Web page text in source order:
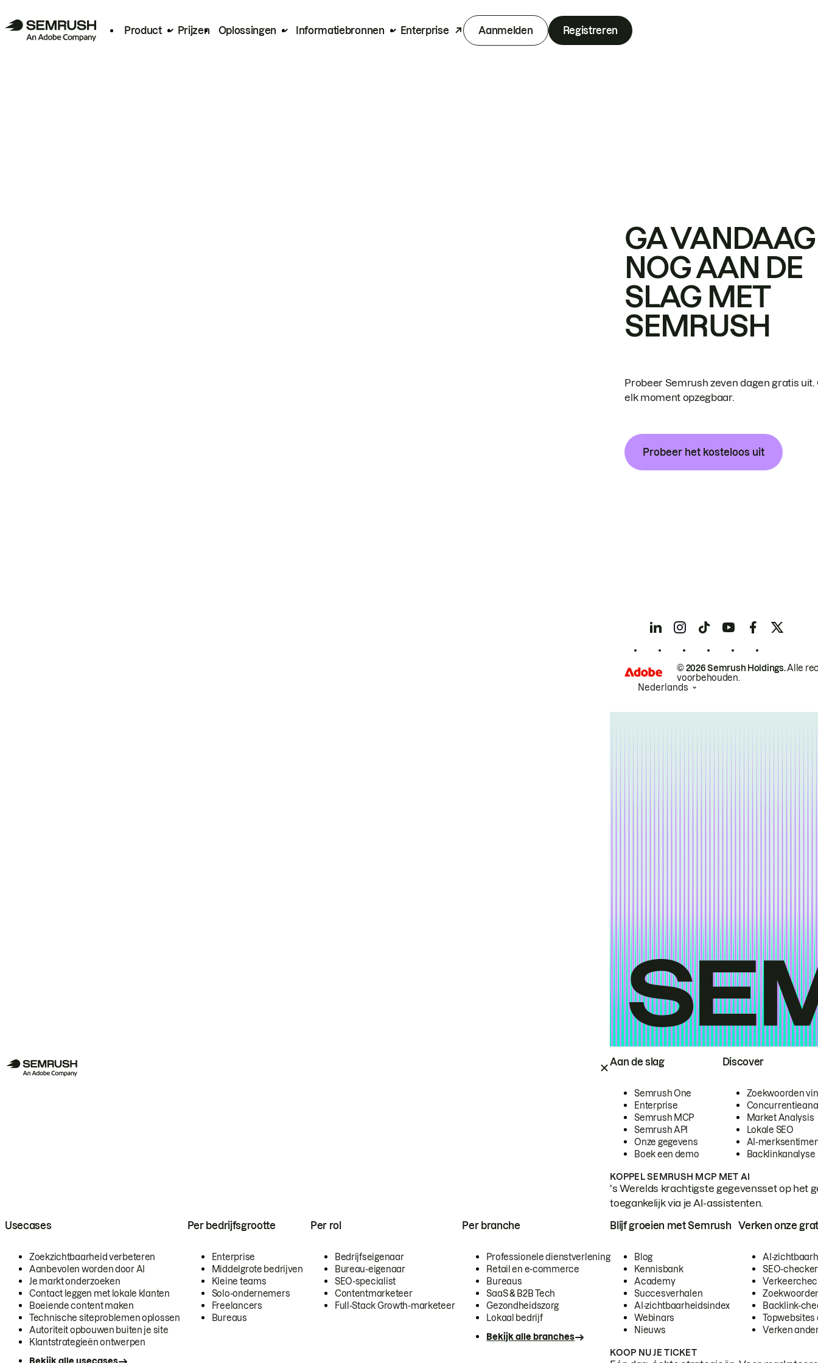
Product Prijzen Oplossingen Informatiebronnen Enterprise Aanmelden Registreren
Aan de slag
Semrush One
Enterprise
Semrush MCP
Semrush API
Onze gegevens
Boek een demo
Discover
Zoekwoorden
Market Analysis
Lokale SEO
AI-
Backlinkanalyse
KOPPEL SEMRUSH MCP MET AI
's Werelds krachtigste gegevensset op het
toegankelijk via je AI-assistenten.
Usecases
Zoekzichtbaarheid verbeteren
Aanbevolen worden door AI
Je markt onderzoeken
Contact leggen met lokale klanten
Boeiende content maken
Technische siteproblemen oplossen
Autoriteit opbouwen buiten je site
Klantstrategieën ontwerpen
Per bedrijfsgrootte
Enterprise
Middelgrote bedrijven
Kleine teams
Solo-ondernemers
Freelancers
Bureaus
Per rol
Bedrijfseigenaar
Bureau-eigenaar
SEO-specialist
Contentmarketeer
Full-Stack Growth-marketeer
Per branche
Professionele dienstverlening
Retail en e-commerce
Bureaus
SaaS & B2B Tech
Gezondheidszorg
Lokaal bedrijf
Bekijk alle branches
Blijf groeien met Semrush
Blog
Kennisbank
Academy
Succesverhalen
AI-zichtbaarheidsindex
Webinars
Nieuws
Verken onze
AI-
SEO-checker
Backlink-
Topwebsites
Verken
KOOP NU JE TICKET
GA VANDAAG
NOG AAN DE
SLAG MET
SEMRUSH
Probeer Semrush zeven dagen gratis uit.
elk moment opzegbaar.
Probeer het kosteloos uit
© 2026 Semrush Holdings.Alle
voorbehouden.
Nederlands